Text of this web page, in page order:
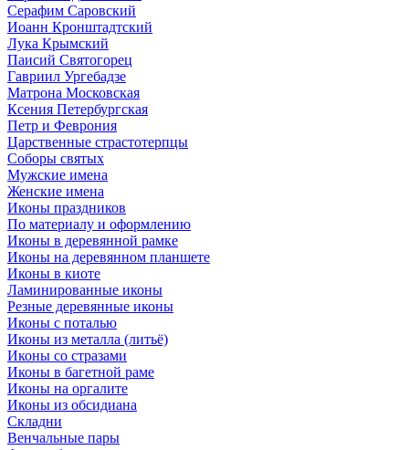
Серафим Саровский
Иоанн Кронштадтский
Лука Крымский
Паисий Святогорец
Гавриил Ургебадзе
Матрона Московская
Ксения Петербургская
Петр и Феврония
Царственные страстотерпцы
Соборы святых
Мужские имена
Женские имена
Иконы праздников
По материалу и оформлению
Иконы в деревянной рамке
Иконы на деревянном планшете
Иконы в киоте
Ламинированные иконы
Резные деревянные иконы
Иконы с поталью
Иконы из металла (литьё)
Иконы со стразами
Иконы в багетной раме
Иконы на оргалите
Иконы из обсидиана
Складни
Венчальные пары